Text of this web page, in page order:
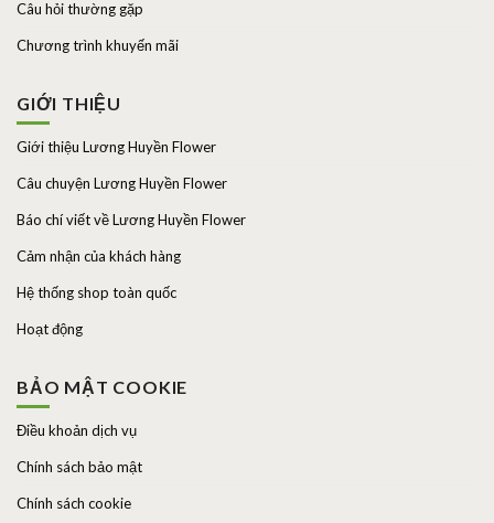
Câu hỏi thường gặp
Chương trình khuyến mãi
GIỚI THIỆU
Giới thiệu Lương Huyền Flower
Câu chuyện Lương Huyền Flower
Báo chí viết về Lương Huyền Flower
Cảm nhận của khách hàng
Hệ thống shop toàn quốc
Hoạt động
BẢO MẬT COOKIE
Điều khoản dịch vụ
Chính sách bảo mật
Chính sách cookie